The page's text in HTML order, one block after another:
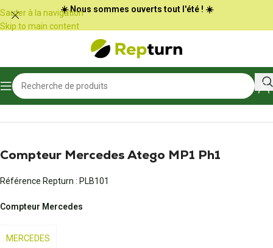
Panneau de gestion des cookies
Sauter à la navigation
Skip to main content
☀️ Nous sommes ouverts tout l'été ! ☀️
Accueil
Compteur Mercedes Atego MP1 Ph1
Référence Repturn : PLB101
Compteur Mercedes
MERCEDES